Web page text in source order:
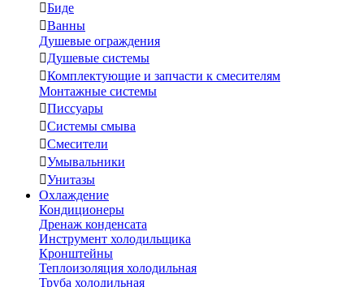
Биде
Ванны
Душевые ограждения
Душевые системы
Комплектующие и запчасти к смесителям
Монтажные системы
Писсуары
Системы смыва
Смесители
Умывальники
Унитазы
Охлаждение
Кондиционеры
Дренаж конденсата
Инструмент холодильщика
Кронштейны
Теплоизоляция холодильная
Труба холодильная